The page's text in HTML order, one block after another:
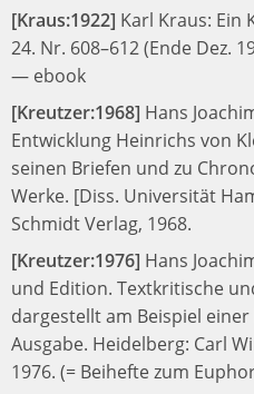
[Kraus:1922] Karl Kraus: Ein
24. Nr. 608–612 (Ende Dez.
— ebook
[Kreutzer:1968] Hans
Entwicklung Heinrichs von
seinen Briefen und zu
Werke. [Diss. Universität
Schmidt Verlag, 1968.
[Kreutzer:1976] Hans
und Edition. Textkritische
dargestellt am Beispiel
Ausgabe. Heidelberg: Carl
1976. (= Beihefte zum